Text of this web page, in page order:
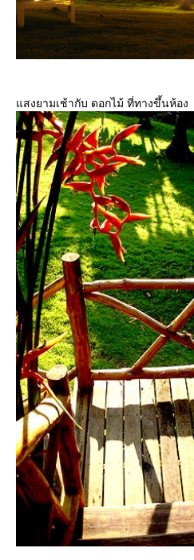
สงยามเช้ากับ ดอกไม้ ที่ทางขึ้นห้อง